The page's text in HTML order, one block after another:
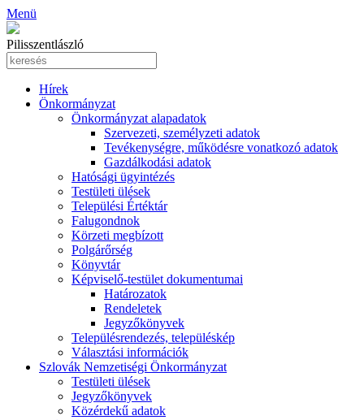
Menü
Pilisszentlászló
Hírek
Önkormányzat
Önkormányzat alapadatok
Szervezeti, személyzeti adatok
Tevékenységre, működésre vonatkozó adatok
Gazdálkodási adatok
Hatósági ügyintézés
Testületi ülések
Települési Értéktár
Falugondnok
Körzeti megbízott
Polgárőrség
Könyvtár
Képviselő-testület dokumentumai
Határozatok
Rendeletek
Jegyzőkönyvek
Településrendezés, településkép
Választási információk
Szlovák Nemzetiségi Önkormányzat
Testületi ülések
Jegyzőkönyvek
Közérdekű adatok